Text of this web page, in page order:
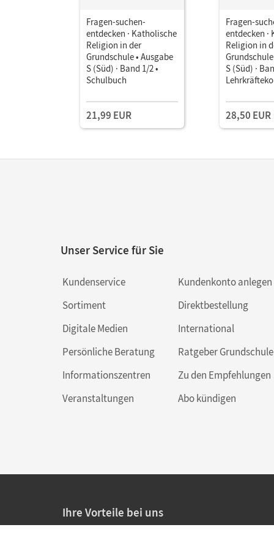
Fragen-suchen-
entdecken · Katholische
Religion in der
Grundschule • Ausgabe
S (Süd) · Band 1/2 •
Schulbuch
21,99 EUR
Fragen-
entdecken ·
Religion in
S (Süd) ·
28,50 EUR
Unser Service für Sie
Kundenservice
Sortiment
Digitale Medien
Persönliche Beratung
Informationszentren
Veranstaltungen
Kundenkonto anlegen
Direktbestellung
International
Ratgeber Grundschule
Zu den Empfehlungen
Abo kündigen
Ihre Vorteile bei uns